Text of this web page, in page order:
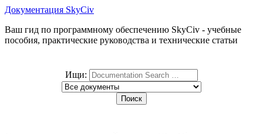
Документация SkyCiv
Ваш гид по программному обеспечению SkyCiv - учебные
пособия, практические руководства и технические статьи
Ищи: